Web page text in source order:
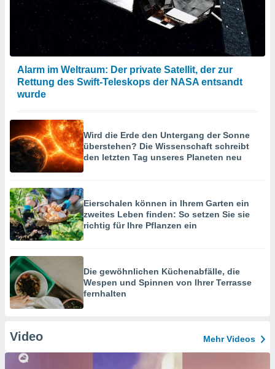
Alarm im Weltraum: Der private Satellit, der zur
Rettung des Swift-Teleskops der NASA entsandt
wurde
Wird die Erde den Untergang der Sonne
überstehen? Die Wissenschaft schreibt
den letzten Tag unseres Planeten neu
Eierschalen können in Ihrem Garten ein
zweites Leben finden: So setzen Sie sie
richtig für Ihre Pflanzen ein
Die gewöhnlichen Küchenabfälle, die
Wespen und Spinnen von Ihrer Terrasse
fernhalten
Video Mehr Videos